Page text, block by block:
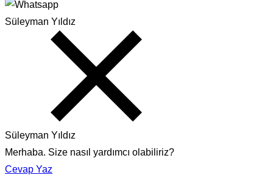
Süleyman Yıldız
Süleyman Yıldız
Merhaba. Size nasıl yardımcı olabiliriz?
Cevap Yaz